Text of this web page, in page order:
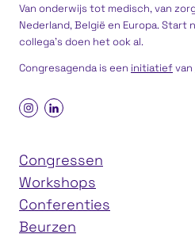
Van onderwijs tot medisch, van
Nederland, België en Europa. Start
collega’s doen het ook al.
Congresagenda is een initiatiefvan
Congressen
Workshops
Conferenties
Beurzen